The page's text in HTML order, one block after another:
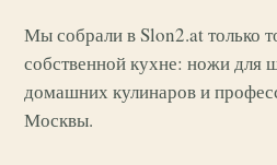
Мы собрали в Slon2.at только
собственной кухне: ножи для
домашних кулинаров и
Москвы.